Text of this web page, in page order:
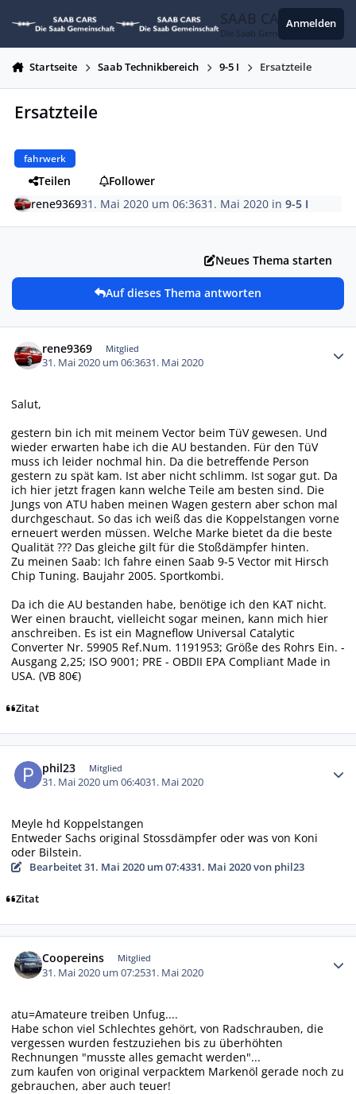
SAAB CARS
Die Saab Gemeinschaft
Anmelden
Startseite Saab Technikbereich 9-5 I Ersatzteile
Ersatzteile
fahrwerk
Teilen
Follower
rene936931. Mai 2020 um 06:3631. Mai 2020 in9-5 I
Neues Thema starten
Auf dieses Thema antworten
rene9369 Mitglied
31. Mai 2020 um 06:3631. Mai 2020
Salut,
gestern bin ich mit meinem Vector beim TüV gewesen. Und
wieder erwarten habe ich die AU bestanden. Für den TüV
muss ich leider nochmal hin. Da die betreffende Person
gestern zu spät kam. Ist aber nicht schlimm. Ist sogar gut. Da
ich hier jetzt fragen kann welche Teile am besten sind. Die
Jungs von ATU haben meinen Wagen gestern aber schon mal
durchgeschaut. So das ich weiß das die Koppelstangen vorne
erneuert werden müssen. Welche Marke bietet da die beste
Qualität ??? Das gleiche gilt für die Stoßdämpfer hinten.
Zu meinen Saab: Ich fahre einen Saab 9-5 Vector mit Hirsch
Chip Tuning. Baujahr 2005. Sportkombi.
Da ich die AU bestanden habe, benötige ich den KAT nicht.
Wer einen braucht, vielleicht sogar meinen, kann mich hier
anschreiben. Es ist ein Magneflow Universal Catalytic
Converter Nr. 59905 Ref.Num. 1191953; Größe des Rohrs Ein. -
Ausgang 2,25; ISO 9001; PRE - OBDII EPA Compliant Made in
USA. (VB 80€)
Zitat
phil23 Mitglied
31. Mai 2020 um 06:4031. Mai 2020
Meyle hd Koppelstangen
Entweder Sachs original Stossdämpfer oder was von Koni
oder Bilstein.
Bearbeitet31. Mai 2020 um 07:4331. Mai 2020von phil23
Zitat
Coopereins Mitglied
31. Mai 2020 um 07:2531. Mai 2020
atu=Amateure treiben Unfug....
Habe schon viel Schlechtes gehört, von Radschrauben, die
vergessen wurden festzuziehen bis zu überhöhten
Rechnungen "musste alles gemacht werden"...
zum kaufen von original verpacktem Markenöl gerade noch zu
gebrauchen, aber auch teuer!